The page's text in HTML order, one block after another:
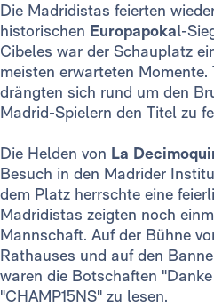
Die Madridistas feierten
historischen Europapokal-
Cibeles war der Schauplatz
meisten erwarteten Momente.
drängten sich rund um den
Madrid-Spielern den Titel zu
Die Helden von La
Besuch in den Madrider
dem Platz herrschte eine
Madridistas zeigten noch
Mannschaft. Auf der Bühne
Rathauses und auf den
waren die Botschaften
"CHAMP15NS" zu lesen.